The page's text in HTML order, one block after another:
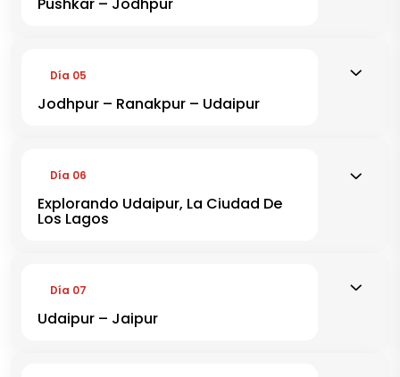
Día 05
Jodhpur – Ranakpur – Udaipur
Día 06
Explorando Udaipur, La Ciudad De
Los Lagos
Día 07
Udaipur – Jaipur